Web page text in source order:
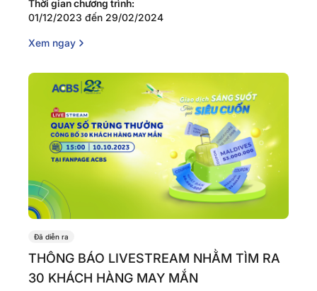
Thời gian chương trình:
01/12/2023 đến 29/02/2024
Xem ngay
Đã diễn ra
THÔNG BÁO LIVESTREAM NHẰM TÌM RA
30 KHÁCH HÀNG MAY MẮN